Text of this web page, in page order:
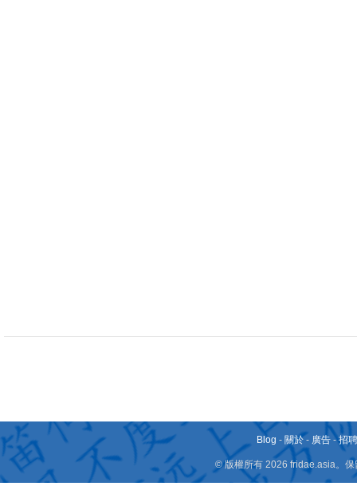
Blog - 關於 - 廣告 -招
© 版權所有 2026 fridae.asia。